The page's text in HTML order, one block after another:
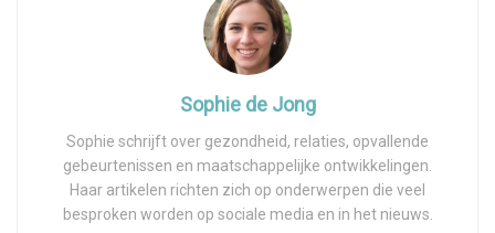
Sophie de Jong
Sophie schrijft over gezondheid, relaties, opvallende
gebeurtenissen en maatschappelijke ontwikkelingen.
Haar artikelen richten zich op onderwerpen die veel
besproken worden op sociale media en in het nieuws.